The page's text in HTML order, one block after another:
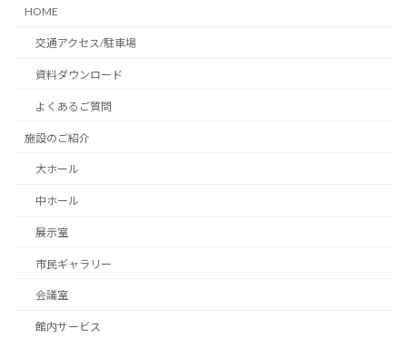
HOME
交通アクセス/駐車場
資料ダウンロード
よくあるご質問
施設のご紹介
大ホール
中ホール
展示室
市民ギャラリー
会議室
館内サービス